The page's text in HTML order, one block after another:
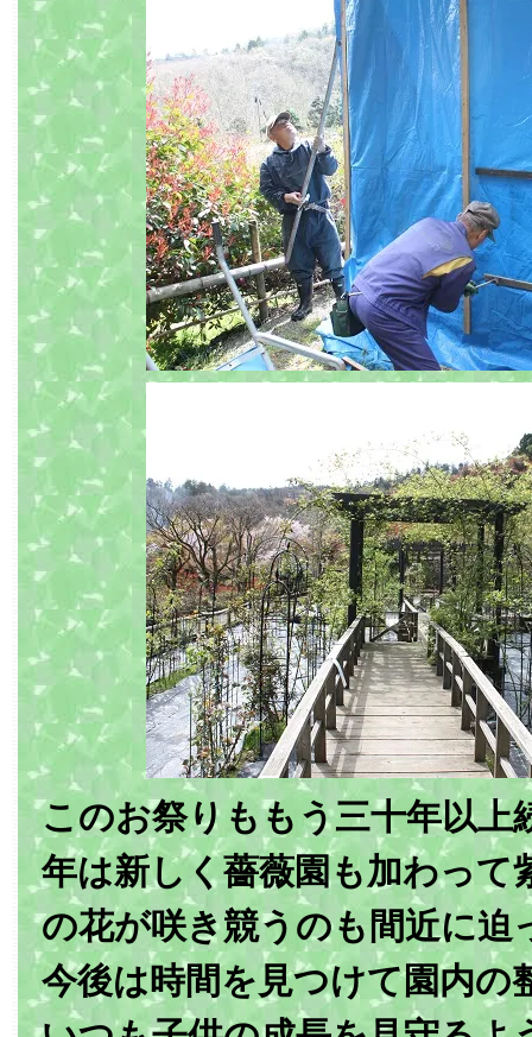
このお祭りももう三十年以上
年は新しく薔薇園も加わって
の花が咲き競うのも間近に迫
今後は時間を見つけて園内の